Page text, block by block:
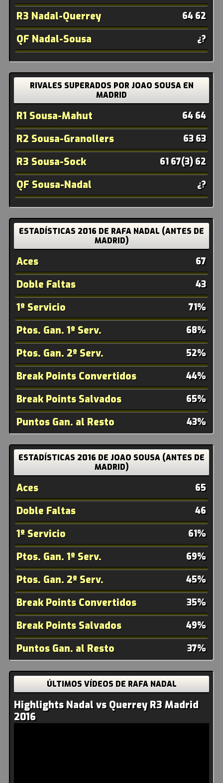
R3 Nadal-Querrey 64 62
QF Nadal-Sousa ¿?
RIVALES SUPERADOS POR JOAO SOUSA EN
MADRID
R1 Sousa-Mahut 64 64
R2 Sousa-Granollers 63 63
R3 Sousa-Sock 61 67(3) 62
QF Sousa-Nadal ¿?
ESTADÍSTICAS 2016 DE RAFA NADAL (ANTES DE
MADRID)
Aces 67
Doble Faltas 43
1º Servicio 71%
Ptos. Gan. 1º Serv. 68%
Ptos. Gan. 2º Serv. 52%
Break Points Convertidos 44%
Break Points Salvados 65%
Puntos Gan. al Resto 43%
ESTADÍSTICAS 2016 DE JOAO SOUSA (ANTES DE
MADRID)
Aces 65
Doble Faltas 46
1º Servicio 61%
Ptos. Gan. 1º Serv. 69%
Ptos. Gan. 2º Serv. 45%
Break Points Convertidos 35%
Break Points Salvados 49%
Puntos Gan. al Resto 37%
ÚLTIMOS VÍDEOS DE RAFA NADAL
Highlights Nadal vs Querrey R3 Madrid
2016